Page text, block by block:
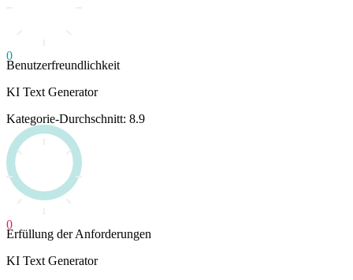
0
Benutzerfreundlichkeit
KI Text Generator
Kategorie-Durchschnitt: 8.9
0
Erfüllung der Anforderungen
KI Text Generator